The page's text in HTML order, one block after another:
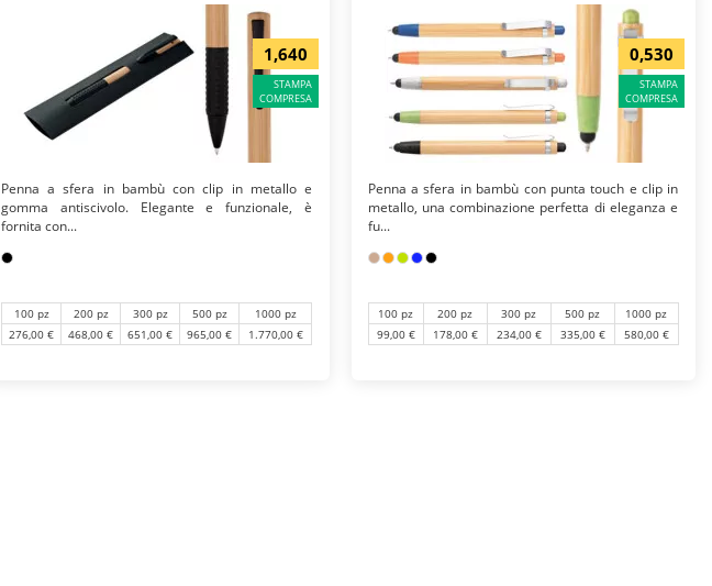
1,640
STAMPA
COMPRESA
Penna a sfera in bambù con clip in metallo e
gomma antiscivolo. Elegante e funzionale, è
fornita con...
100 pz 200 pz 300 pz 500 pz
1000 pz
276,00 €
468,00 € 651,00 € 965,00 € 1.770,00 €
0,530
STAMPA
COMPRESA
Penna a sfera in bambù con punta touch e clip in
metallo, una combinazione perfetta di eleganza e
fu...
100 pz 200 pz 300 pz 500 pz
1000 pz
99,00 €
178,00 € 234,00 € 335,00 € 580,00 €